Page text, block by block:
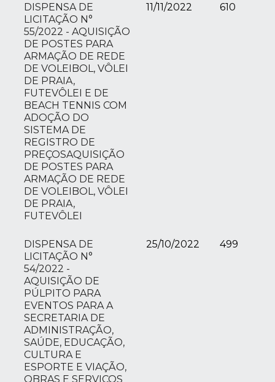
DISPENSA DE
LICITAÇÃO N°
55/2022 - AQUISIÇÃO
DE POSTES PARA
ARMAÇÃO DE REDE
DE VOLEIBOL, VÔLEI
DE PRAIA,
FUTEVÔLEI E DE
BEACH TENNIS COM
ADOÇÃO DO
SISTEMA DE
REGISTRO DE
PREÇOSAQUISIÇÃO
DE POSTES PARA
ARMAÇÃO DE REDE
DE VOLEIBOL, VÔLEI
DE PRAIA,
FUTEVÔLEI
11/11/2022 610
DISPENSA DE
LICITAÇÃO N°
54/2022 -
AQUISIÇÃO DE
PÚLPITO PARA
EVENTOS PARA A
SECRETARIA DE
ADMINISTRAÇÃO,
SAÚDE, EDUCAÇÃO,
CULTURA E
ESPORTE E VIAÇÃO,
OBRAS E SERVIÇOS
25/10/2022 499